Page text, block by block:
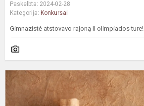
Paskelbta: 2024-02-28
Kategorija: Konkursai
Gimnazistė atstovavo rajoną II olimpiados ture!